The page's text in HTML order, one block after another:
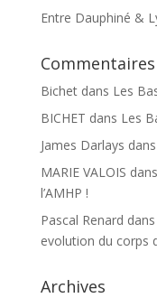
Entre Dauphiné &
Bichetdans Les
BICHET dans Les
James Darlays dans
MARIE VALOIS dans
l’AMHP !
Pascal Renard dans
evolution du corps
Archives